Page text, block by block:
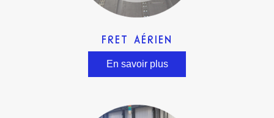
FRET AÉRIEN
En savoir plus